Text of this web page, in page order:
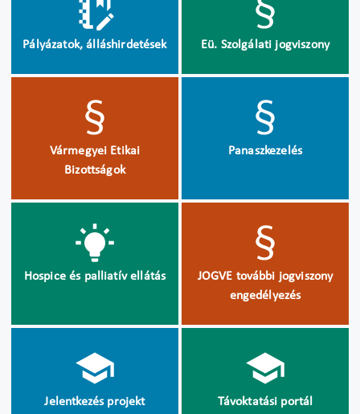
Pályázatok, álláshirdetések Eü. Szolgálati jogviszony
Vármegyei Etikai
Bizottságok
Panaszkezelés
Hospice és palliatív ellátás
JOGVE további jogviszony
engedélyezés
Jelentkezés projekt
Távoktatási portál